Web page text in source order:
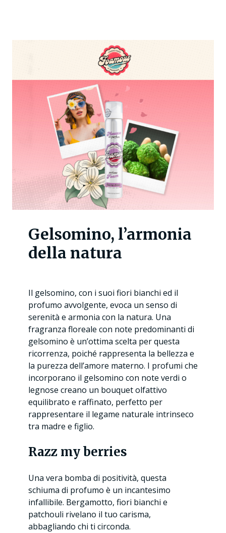
Gelsomino, l’armonia
della natura
Il gelsomino, con i suoi fiori bianchi ed il
profumo avvolgente, evoca un senso di
serenità e armonia con la natura. Una
fragranza floreale con note predominanti di
gelsomino è un’ottima scelta per questa
ricorrenza, poiché rappresenta la bellezza e
la purezza dell’amore materno. I profumi che
incorporano il gelsomino con note verdi o
legnose creano un bouquet olfattivo
equilibrato e raffinato, perfetto per
rappresentare il legame naturale intrinseco
tra madre e figlio.
Razz my berries
Una vera bomba di positività, questa
schiuma di profumo è un incantesimo
infallibile. Bergamotto, fiori bianchi e
patchouli rivelano il tuo carisma,
abbagliando chi ti circonda.